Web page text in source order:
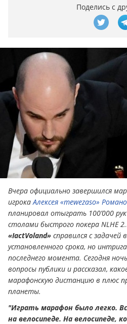
Поделись с
Вчера официально завершился
игрока Алексея «mewezaso»
планировал отыграть 100’000
столами быстрого покера NLHE
«IactVoland» справился с задачей
установленного срока, но
последнего момента. Сегодня
вопросы публики и рассказал,
марафонскую дистанцию в плюс
планеты.
"Играть марафон было легко.
на велосипеде. На велосипеде,